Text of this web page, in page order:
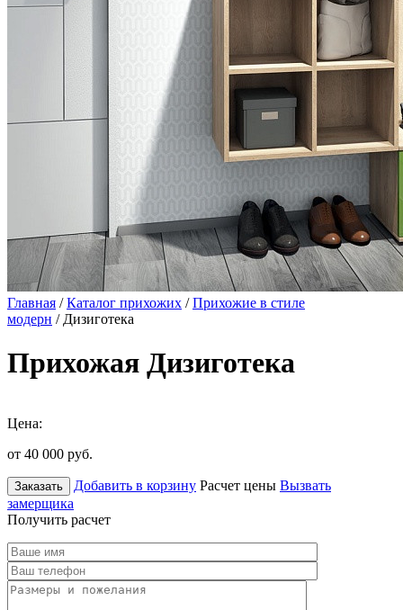
Главная /Каталог прихожих /Прихожие в стиле
модерн / Дизиготека
Прихожая Дизиготека
Цена:
от 40 000 руб.
Заказать Добавить в корзину Расчет цены Вызвать
замерщика
Получить расчет